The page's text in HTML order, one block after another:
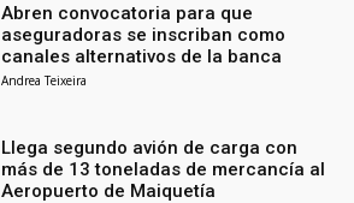
Abren convocatoria para que
aseguradoras se inscriban como
canales alternativos de la banca
Andrea Teixeira
Llega segundo avión de carga con
más de 13 toneladas de mercancía al
Aeropuerto de Maiquetía